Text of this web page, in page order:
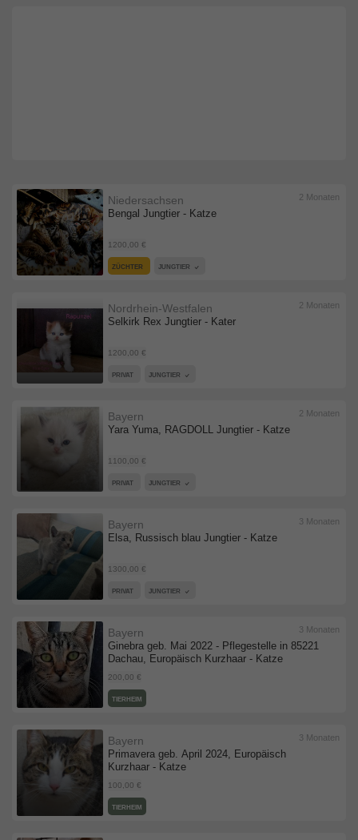
Bengal Jungtier - Katze
Niedersachsen
1200,00 €
2 Monaten
ZÜCHTER JUNGTIER
Selkirk Rex Jungtier - Kater
Nordrhein-Westfalen
1200,00 €
2 Monaten
PRIVAT JUNGTIER
Yara Yuma, RAGDOLL Jungtier - Katze
Bayern
1100,00 €
2 Monaten
PRIVAT JUNGTIER
Elsa, Russisch blau Jungtier - Katze
Bayern
1300,00 €
3 Monaten
PRIVAT JUNGTIER
Ginebra geb. Mai 2022 - Pflegestelle in 85221
Dachau, Europäisch Kurzhaar - Katze
Bayern
200,00 €
3 Monaten
TIERHEIM
Primavera geb. April 2024, Europäisch
Kurzhaar - Katze
Bayern
100,00 €
3 Monaten
TIERHEIM